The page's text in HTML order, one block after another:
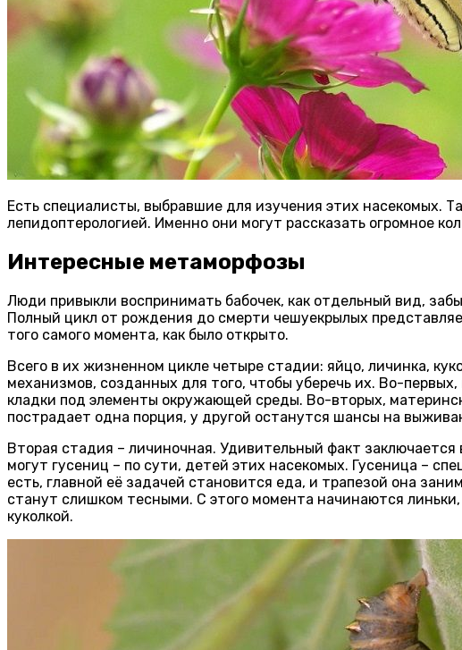
Есть специалисты, выбравшие для изучения этих насекомых.
лепидоптерологией. Именно они могут рассказать огромное
Интересные метаморфозы
Люди привыкли воспринимать бабочек, как отдельный вид,
Полный цикл от рождения до смерти чешуекрылых
того самого момента, как было открыто.
Всего в их жизненном цикле четыре стадии: яйцо, личинка,
механизмов, созданных для того, чтобы уберечь их. Во-
кладки под элементы окружающей среды. Во-вторых,
пострадает одна порция, у другой останутся шансы на
Вторая стадия – личиночная. Удивительный факт
могут гусениц – по сути, детей этих насекомых. Гусеница –
есть, главной её задачей становится еда, и трапезой она
станут слишком тесными. С этого момента начинаются
куколкой.